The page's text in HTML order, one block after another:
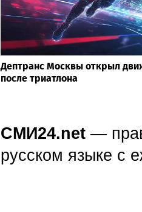
Дептранс Москвы открыл
после триатлона
СМИ24.net —
русском языке с